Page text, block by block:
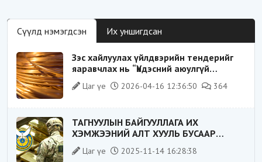
Сүүлд нэмэгдсэн Их уншигдсан
Зэс хайлуулах үйлдвэрийн тендерийг
яаравчлах нь “Үндэсний аюулгүй
байдал“-д эрсдэлтэй юу?
Цаг үе 2026-04-16 12:36:50 364
ТАГНУУЛЫН БАЙГУУЛЛАГА ИХ
ХЭМЖЭЭНИЙ АЛТ ХУУЛЬ БУСААР
ХИЛЭЭР ГАРГАХ ГЭЖ БАЙСАН ҮЙЛДЛИЙГ
ТАСЛАН ЗОГСООЛОО
Цаг үе 2025-11-14 16:28:38